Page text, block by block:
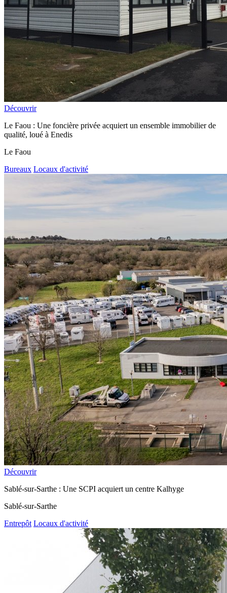
Découvrir
Le Faou : Une foncière privée acquiert un ensemble immobilier de
qualité, loué à Enedis
Le Faou
Bureaux Locaux d'activité
Découvrir
Sablé-sur-Sarthe : Une SCPI acquiert un centre Kalhyge
Sablé-sur-Sarthe
Entrepôt Locaux d'activité